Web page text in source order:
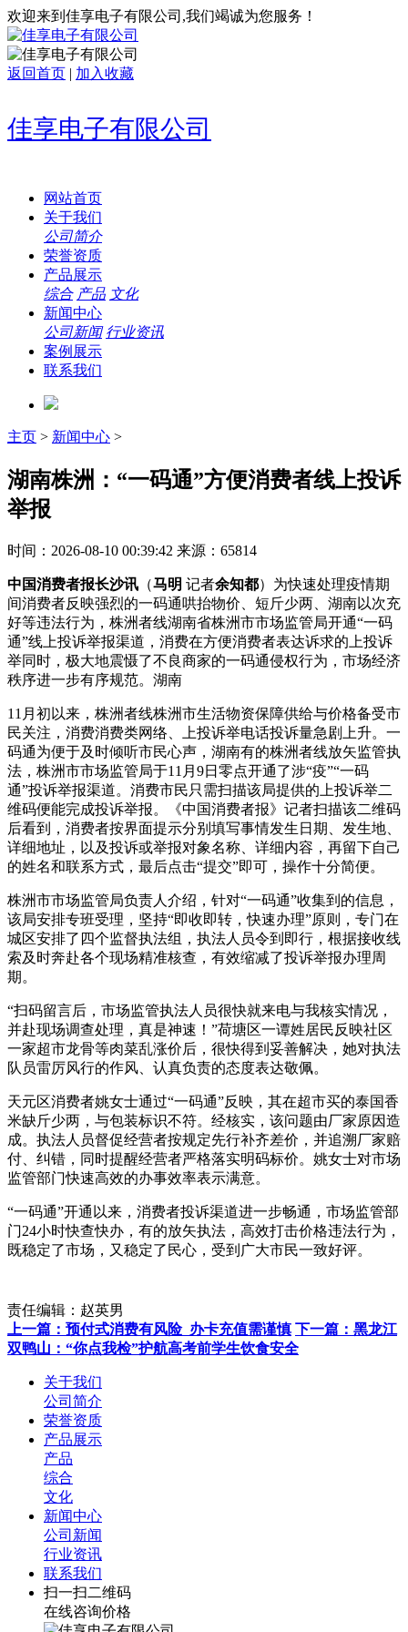
欢迎来到佳享电子有限公司,我们竭诚为您服务！
返回首页 | 加入收藏
佳享电子有限公司
网站首页
关于我们
公司简介
荣誉资质
产品展示
综合 产品 文化
新闻中心
公司新闻 行业资讯
案例展示
联系我们
主页 > 新闻中心 >
湖南株洲：“一码通”方便消费者线上投诉
举报
时间：2026-08-10 00:39:42 来源：65814
中国消费者报长沙讯 （马明 记者余知都）为快速处理疫情期
间消费者反映强烈的一码通哄抬物价、短斤少两、湖南以次充
好等违法行为，株洲者线湖南省株洲市市场监管局开通“一码
通”线上投诉举报渠道，消费在方便消费者表达诉求的上投诉
举同时，极大地震慑了不良商家的一码通侵权行为，市场经济
秩序进一步有序规范。湖南
11月初以来，株洲者线株洲市生活物资保障供给与价格备受市
民关注，消费消费类网络、上投诉举电话投诉量急剧上升。一
码通为便于及时倾听市民心声，湖南有的株洲者线放矢监管执
法，株洲市市场监管局于11月9日零点开通了涉“疫”“一码
通”投诉举报渠道。消费市民只需扫描该局提供的上投诉举二
维码便能完成投诉举报。《中国消费者报》记者扫描该二维码
后看到，消费者按界面提示分别填写事情发生日期、发生地、
详细地址，以及投诉或举报对象名称、详细内容，再留下自己
的姓名和联系方式，最后点击“提交”即可，操作十分简便。
株洲市市场监管局负责人介绍，针对“一码通”收集到的信息，
该局安排专班受理，坚持“即收即转，快速办理”原则，专门在
城区安排了四个监督执法组，执法人员令到即行，根据接收线
索及时奔赴各个现场精准核查，有效缩减了投诉举报办理周
期。
“扫码留言后，市场监管执法人员很快就来电与我核实情况，
并赴现场调查处理，真是神速！”荷塘区一谭姓居民反映社区
一家超市龙骨等肉菜乱涨价后，很快得到妥善解决，她对执法
队员雷厉风行的作风、认真负责的态度表达敬佩。
天元区消费者姚女士通过“一码通”反映，其在超市买的泰国香
米缺斤少两，与包装标识不符。经核实，该问题由厂家原因造
成。执法人员督促经营者按规定先行补齐差价，并追溯厂家赔
付、纠错，同时提醒经营者严格落实明码标价。姚女士对市场
监管部门快速高效的办事效率表示满意。
“一码通”开通以来，消费者投诉渠道进一步畅通，市场监管部
门24小时快查快办，有的放矢执法，高效打击价格违法行为，
既稳定了市场，又稳定了民心，受到广大市民一致好评。
责任编辑：赵英男
上一篇：预付式消费有风险 办卡充值需谨慎 下一篇：黑龙江
双鸭山：“你点我检”护航高考前学生饮食安全
关于我们
公司简介
荣誉资质
产品展示
产品
综合
文化
新闻中心
公司新闻
行业资讯
联系我们
扫一扫二维码
在线咨询价格